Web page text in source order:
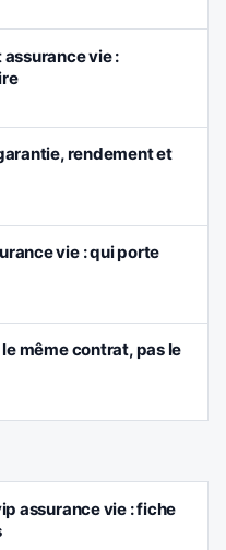
vie :
rendement et
vie : qui porte
même contrat, pas le
assurance vie : fiche